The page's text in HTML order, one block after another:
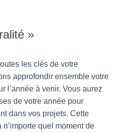
»
les clés de votre
approfondir ensemble votre
l’année à venir. Vous aurez
de votre année pour
dans vos projets. Cette
n’importe quel moment de